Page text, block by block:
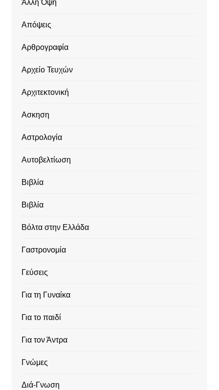
Άλλη Όψη
Απόψεις
Αρθρογραφία
Αρχείο Τευχών
Αρχιτεκτονική
Ασκηση
Αστρολογία
Αυτοβελτίωση
Βιβλία
Βιβλία
Βόλτα στην Ελλάδα
Γαστρονομία
Γεύσεις
Για τη Γυναίκα
Για το παιδί
Για τον Άντρα
Γνώμες
Διά-Γνωση